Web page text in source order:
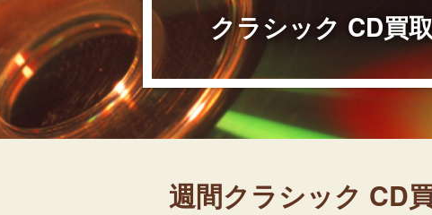
クラシック CD買
週間クラシック CD